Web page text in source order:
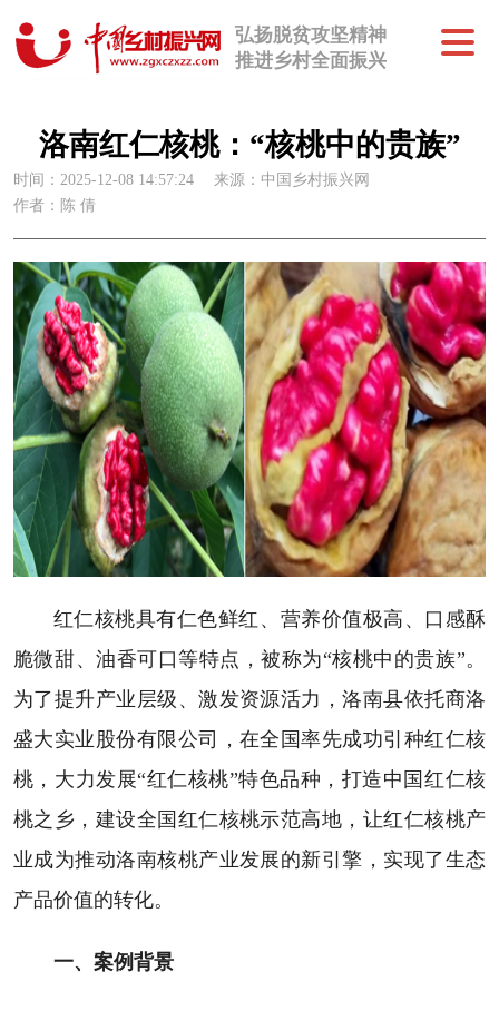
弘扬脱贫攻坚精神
推进乡村全面振兴
洛南红仁核桃：“核桃中的贵族”
时间：2025-12-08 14:57:24
来源：中国乡村振兴网
作者：陈 倩
红仁核桃具有仁色鲜红、营养价值极高、口感酥
脆微甜、油香可口等特点，被称为“核桃中的贵族”。
为了提升产业层级、激发资源活力，洛南县依托商洛
盛大实业股份有限公司，在全国率先成功引种红仁核
桃，大力发展“红仁核桃”特色品种，打造中国红仁核
桃之乡，建设全国红仁核桃示范高地，让红仁核桃产
业成为推动洛南核桃产业发展的新引擎，实现了生态
产品价值的转化。
一、案例背景